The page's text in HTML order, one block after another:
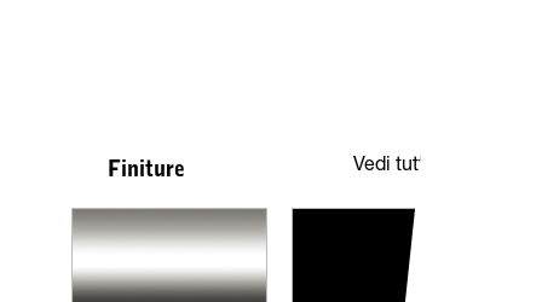
Finiture Vedi tutte